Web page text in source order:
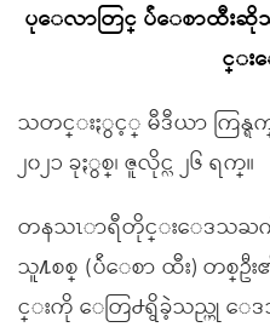
ပုေလာတြင္ ပ်ဴေစာထီးဆိုသူ
င္း
သတင္းႏွင့္ မီဒီယာ ကြန္ရ
၂၀၂၁ ခုႏွစ္၊ ဇူလိုင္လ ၂၆ ရက္။
တနသၤာရီတိုင္းေဒသႀကီး
သူ႔စစ္ (ပ်ဴေစာ ထီး) တစ္ဦ
င္းကို ေတြ႕ရွိခဲ့သည္ဟု ေ